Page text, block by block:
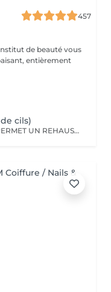
457
de beauté vous
entièrement
cils)
SOIN DES CILS SANS AMMONIAQUE PERMET UN REHAUSSEMENT DES CILS, ETOFFEMENT DU POIL, PENETRATION DE KERATINE EN PROFONDEUR, REPARATION DES CILS ENDOMMAGES, IDEAL POUR LES YEUX SENSIBLES, CILS FINS, CASSANTS + TEINTURE